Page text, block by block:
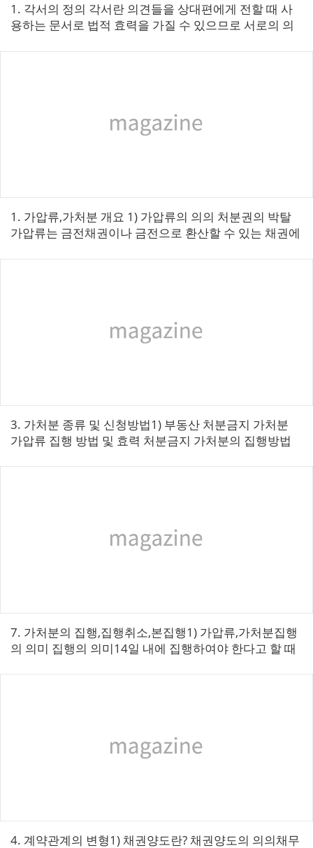
1. 각서의 정의 각서란 의견들을 상대편에게 전할 때 사
용하는 문서로 법적 효력을 가질 수 있으므로 서로의 의
항 · 당사자...
1. 가압류,가처분 개요 1) 가압류의 의의 처분권의 박탈
가압류는 금전채권이나 금전으로 환산할 수 있는 채권에
무자의 재산을 압류하여 그 처...
3. 가처분 종류 및 신청방법​​1) 부동산 처분금지 가처분
가압류 집행 방법 및 효력 처분금지 가처분의 집행방법
7. 가처분의 집행,집행취소,본집행​​1) 가압류,가처분집행
의 의미 집행의 의미14일 내에 집행하여야 한다고 할 때
4. 계약관계의 변형​​1) 채권양도란? ​채권양도의 의의채무